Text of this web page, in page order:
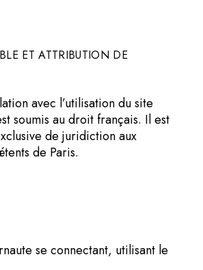
ET ATTRIBUTION DE
avec l’utilisation du site
soumis au droit français. Il est
de juridiction aux
de Paris.
se connectant, utilisant le